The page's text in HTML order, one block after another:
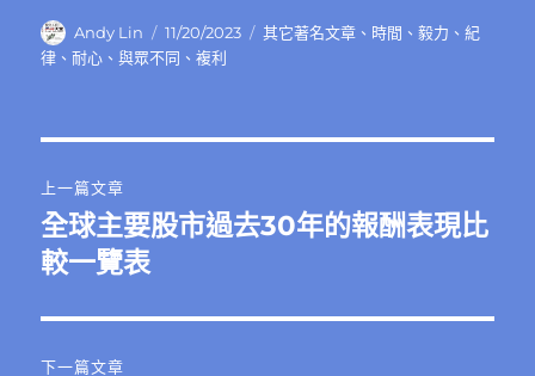
作
者
Andy Lin
發
佈
11/20/2023
分
其它著名文章 、 時間 、毅力 、紀
律 、耐心 、與眾不同 、複利
章
導
覽
上一篇文章
上
一
文
章:
全球主要股市過去30年的報酬表現比
較一覽表
下一篇文章